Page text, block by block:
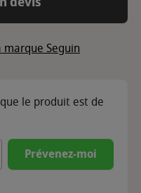
Seguin
le produit est de
Prévenez-moi